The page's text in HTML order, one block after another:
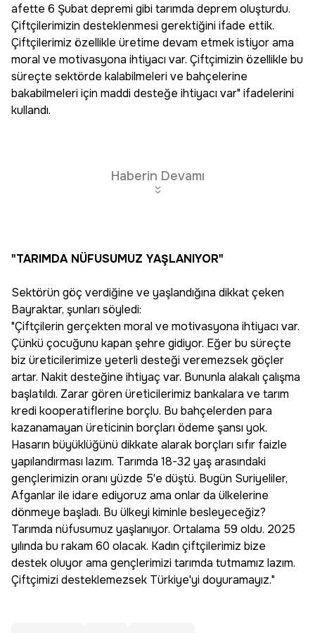
afette 6 Şubat depremi gibi tarımda deprem oluşturdu.
Çiftçilerimizin desteklenmesi gerektiğini ifade ettik.
Çiftçilerimiz özellikle üretime devam etmek istiyor ama
moral ve motivasyona ihtiyacı var. Çiftçimizin özellikle bu
süreçte sektörde kalabilmeleri ve bahçelerine
bakabilmeleri için maddi desteğe ihtiyacı var" ifadelerini
kullandı.
Haberin Devamı
"TARIMDA NÜFUSUMUZ YAŞLANIYOR"
Sektörün göç verdiğine ve yaşlandığına dikkat çeken
Bayraktar, şunları söyledi:
"Çiftçilerin gerçekten moral ve motivasyona ihtiyacı var.
Çünkü çocuğunu kapan şehre gidiyor. Eğer bu süreçte
biz üreticilerimize yeterli desteği veremezsek göçler
artar. Nakit desteğine ihtiyaç var. Bununla alakalı çalışma
başlatıldı. Zarar gören üreticilerimiz bankalara ve tarım
kredi kooperatiflerine borçlu. Bu bahçelerden para
kazanamayan üreticinin borçları ödeme şansı yok.
Hasarın büyüklüğünü dikkate alarak borçları sıfır faizle
yapılandırması lazım. Tarımda 18-32 yaş arasındaki
gençlerimizin oranı yüzde 5'e düştü. Bugün Suriyeliler,
Afganlar ile idare ediyoruz ama onlar da ülkelerine
dönmeye başladı. Bu ülkeyi kiminle besleyeceğiz?
Tarımda nüfusumuz yaşlanıyor. Ortalama 59 oldu. 2025
yılında bu rakam 60 olacak. Kadın çiftçilerimiz bize
destek oluyor ama gençlerimizi tarımda tutmamız lazım.
Çiftçimizi desteklemezsek Türkiye'yi doyuramayız."